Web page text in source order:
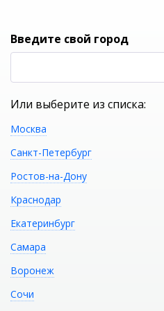
Ванна NS BATH NSB-
16802M (матовая)
Введите свой город
Или выберите из списка:
Москва
Санкт-Петербург
Ростов-на-Дону
Краснодар
Екатеринбург
Самара
Воронеж
Сочи